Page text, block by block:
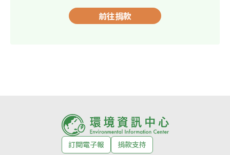
前往捐款
訂閱電子報 捐款支持